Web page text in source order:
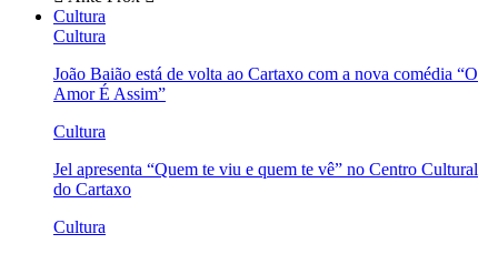
Cultura
Cultura
João Baião está de volta ao Cartaxo com a nova comédia “O
Amor É Assim”
Cultura
Jel apresenta “Quem te viu e quem te vê” no Centro Cultural
do Cartaxo
Cultura